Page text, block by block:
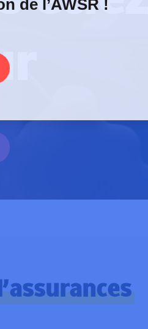
de l’AWSR !